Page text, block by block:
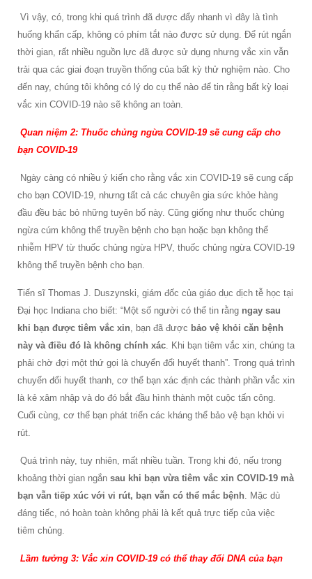
Vì vậy, có, trong khi quá trình đã được đẩy nhanh vì đây là tình
huống khẩn cấp, không có phím tắt nào được sử dụng. Để rút ngắn
thời gian, rất nhiều nguồn lực đã được sử dụng nhưng vắc xin vẫn
trải qua các giai đoạn truyền thống của bất kỳ thử nghiệm nào. Cho
đến nay, chúng tôi không có lý do cụ thể nào để tin rằng bất kỳ loại
vắc xin COVID-19 nào sẽ không an toàn.
Quan niệm 2: Thuốc chủng ngừa COVID-19 sẽ cung cấp cho
bạn COVID-19
Ngày càng có nhiều ý kiến cho rằng vắc xin COVID-19 sẽ cung cấp
cho bạn COVID-19, nhưng tất cả các chuyên gia sức khỏe hàng
đầu đều bác bỏ những tuyên bố này. Cũng giống như thuốc chủng
ngừa cúm không thể truyền bệnh cho bạn hoặc bạn không thể
nhiễm HPV từ thuốc chủng ngừa HPV, thuốc chủng ngừa COVID-19
không thể truyền bệnh cho bạn.
Tiến sĩ Thomas J. Duszynski, giám đốc của giáo dục dịch tễ học tại
Đại học Indiana cho biết: “Một số người có thể tin rằng ngay sau
khi bạn được tiêm vắc xin , bạn đã được bảo vệ khỏi căn bệnh
này và điều đó là không chính xác . Khi bạn tiêm vắc xin, chúng ta
phải chờ đợi một thứ gọi là chuyển đổi huyết thanh”. Trong quá trình
chuyển đổi huyết thanh, cơ thể bạn xác định các thành phần vắc xin
là kẻ xâm nhập và do đó bắt đầu hình thành một cuộc tấn công.
Cuối cùng, cơ thể bạn phát triển các kháng thể bảo vệ bạn khỏi vi
rút.
Quá trình này, tuy nhiên, mất nhiều tuần. Trong khi đó, nếu trong
khoảng thời gian ngắn sau khi bạn vừa tiêm vắc xin COVID-19 mà
bạn vẫn tiếp xúc với vi rút, bạn vẫn có thể mắc bệnh . Mặc dù
đáng tiếc, nó hoàn toàn không phải là kết quả trực tiếp của việc
tiêm chủng.
Lầm tưởng 3: Vắc xin COVID-19 có thể thay đổi DNA của bạn